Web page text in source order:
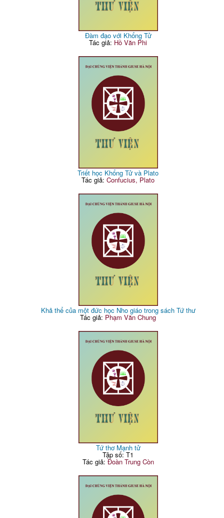
Đàm đạo với Khổng Tử
Tác giả: Hồ Văn Phi
Triết học Khổng Tử và Plato
Tác giả:Confucius, Plato
Khả thể của một đức học Nho giáo trong sách Tứ thư
Tác giả: Phạm Văn Chung
Tứ thơ Mạnh tử
Tập số: T1
Tác giả: Đoàn Trung Còn